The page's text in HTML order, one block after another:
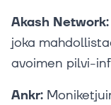
Akash Network:
joka
avoimen pilvi-
Ankr: